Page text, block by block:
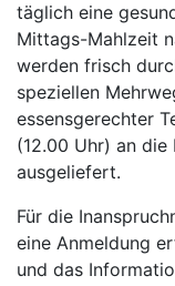
täglich eine
Mittags-Mahlzeit
werden frisch
speziellen
essensgerechter
(12.00 Uhr) an die
ausgeliefert.
Für die
eine Anmeldung
und das